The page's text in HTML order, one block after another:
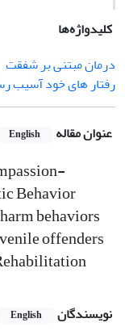
کلیدواژه‌ها
درمان مبتنی بر شفقت
رفتار های خود آسیب
عنوان مقاله English
Behavior
behaviors
offenders
نویسندگان English